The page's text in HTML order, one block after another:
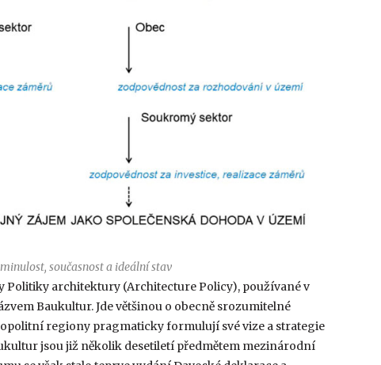
současnost a ideální stav
architektury (Architecture Policy), používané v
Baukultur. Jde většinou o obecně srozumitelné
regiony pragmaticky formulují své vize a strategie
jsou již několik desetiletí předmětem mezinárodní